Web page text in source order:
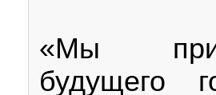
«Мы
будущего